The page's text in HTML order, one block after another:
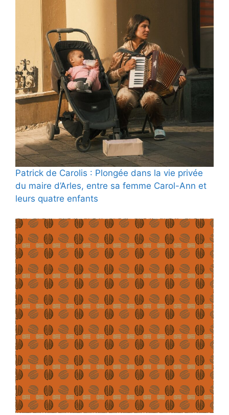
Patrick de Carolis : Plongée dans la vie privée
du maire d’Arles, entre sa femme Carol-Ann et
leurs quatre enfants